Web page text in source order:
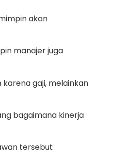
akan
manajer juga
gaji, melainkan
bagaimana kinerja
tersebut